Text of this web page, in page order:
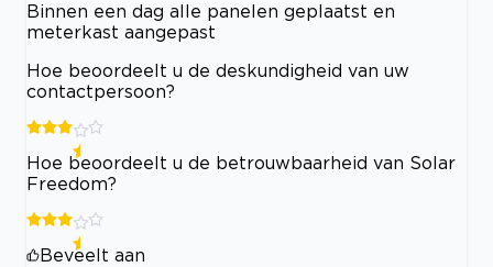
Binnen een dag alle panelen geplaatst en
meterkast aangepast
Hoe beoordeelt u de deskundigheid van uw
contactpersoon?
Hoe beoordeelt u de betrouwbaarheid van Solar
Freedom?
Beveelt aan